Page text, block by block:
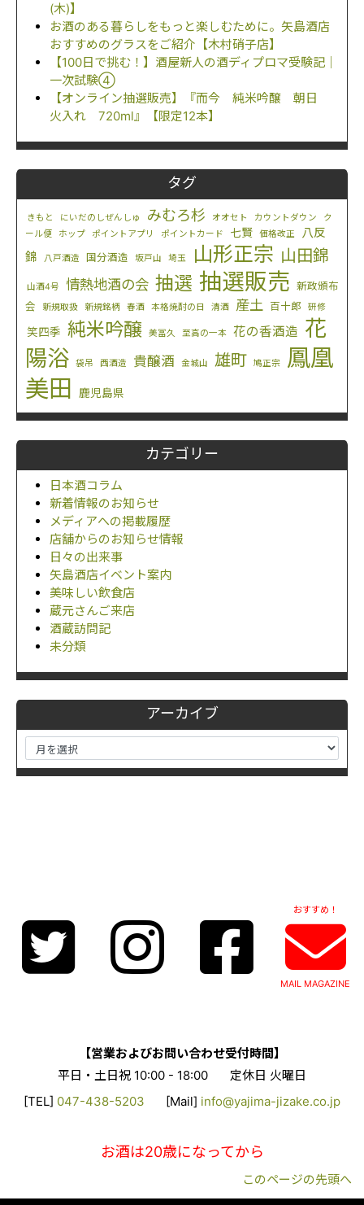
(木)】
お酒のある暮らしをもっと楽しむために。矢島酒店
おすすめのグラスをご紹介【木村硝子店】
【100日で挑む！】酒屋新人の酒ディプロマ受験記｜
一次試験④
【オンライン抽選販売】『而今 純米吟醸 朝日
火入れ 720ml』【限定12本】
タグ
きもと にいだのしぜんしゅ みむろ杉 オオセト カウントダウン
ク
ール便
ホップ ポイントアプリ ポイントカード 七賢 価格改正
八反
錦
八戸酒造 国分酒造 坂戸山 埼玉 山形正宗 山田錦
山酒4号 情熱地酒の会 抽選 抽選販売 新政頒布
会
新規取扱 新規銘柄 春酒 本格焼酎の日 清酒 産土 百十郎 研修
笑四季 純米吟醸 美冨久 至高の一本 花の香酒造 花
陽浴
袋吊 西酒造 貴醸酒 金城山 雄町 鳩正宗
鳳凰
美田
鹿児島県
カテゴリー
日本酒コラム
新着情報のお知らせ
メディアへの掲載履歴
店舗からのお知らせ情報
日々の出来事
矢島酒店イベント案内
美味しい飲食店
蔵元さんご来店
酒蔵訪問記
未分類
アーカイブ
おすすめ！
MAIL MAGAZINE
【営業およびお問い合わせ受付時間】
平日・土日祝 10:00 - 18:00
定休日 火曜日
[TEL] 047-438-5203 [Mail] info@yajima-jizake.co.jp
お酒は20歳になってから
このページの先頭へ